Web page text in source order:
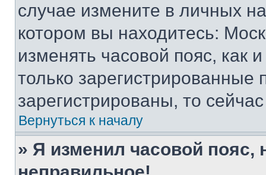
случае измените в личных
котором вы находитесь:
изменять часовой пояс, как
только
зарегистрированы, то
Вернуться к началу
» Я изменил часовой пояс,